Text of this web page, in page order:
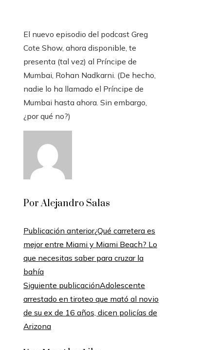
El nuevo episodio del podcast Greg
Cote Show, ahora disponible, te
presenta (tal vez) al Príncipe de
Mumbai, Rohan Nadkarni. (De hecho,
nadie lo ha llamado el Príncipe de
Mumbai hasta ahora. Sin embargo,
¿por qué no?)
Por Alejandro Salas
Publicación anterior¿Qué carretera es
mejor entre Miami y Miami Beach? Lo
que necesitas saber para cruzar la
bahía
Siguiente publicaciónAdolescente
arrestado en tiroteo que mató al novio
de su ex de 16 años, dicen policías de
Arizona